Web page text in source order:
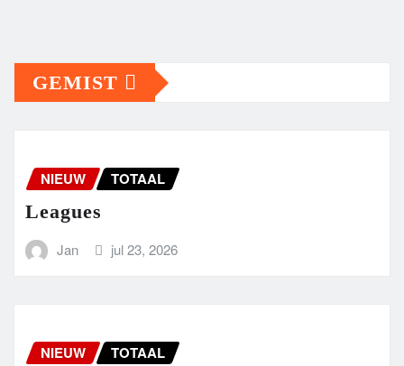
GEMIST
NIEUW TOTAAL
Leagues
Jan jul 23, 2026
NIEUW TOTAAL